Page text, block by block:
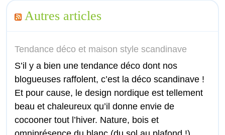
Autres articles
Tendance déco et maison style scandinave
S’il y a bien une tendance déco dont nos
blogueuses raffolent, c’est la déco scandinave !
Et pour cause, le design nordique est tellement
beau et chaleureux qu’il donne envie de
cocooner tout l’hiver. Nature, bois et